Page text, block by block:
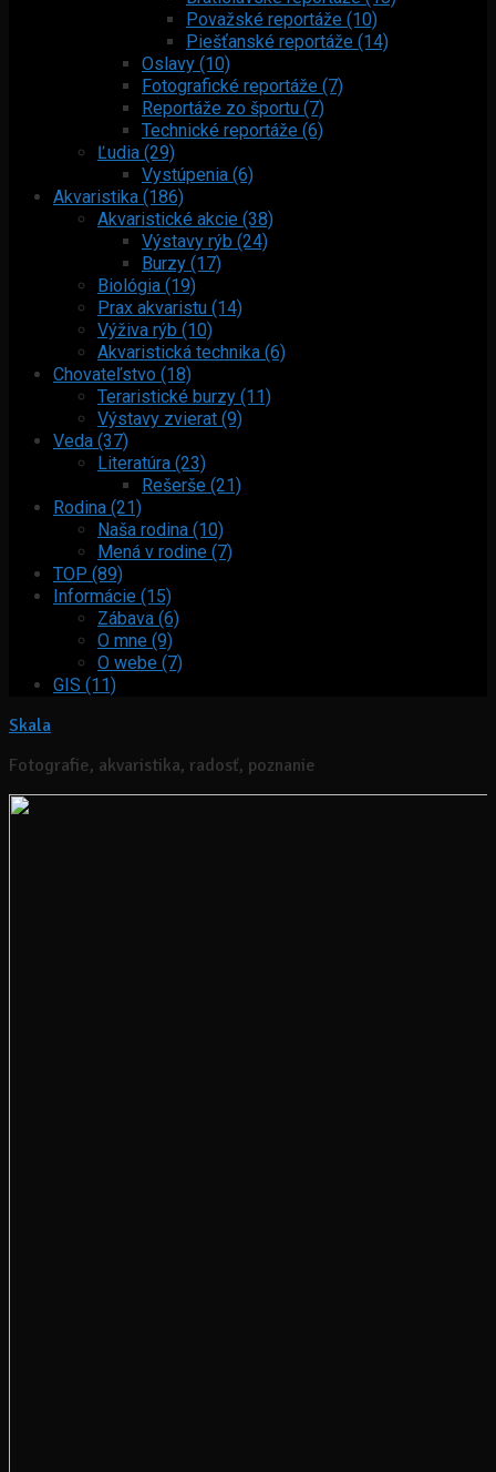
Považské reportáže (10)
Piešťanské reportáže (14)
Oslavy (10)
Fotografické reportáže (7)
Reportáže zo športu (7)
Technické reportáže (6)
Ľudia (29)
Vystúpenia (6)
Akvaristika (186)
Akvaristické akcie (38)
Výstavy rýb (24)
Burzy (17)
Biológia (19)
Prax akvaristu (14)
Výživa rýb (10)
Akvaristická technika (6)
Chovateľstvo (18)
Teraristické burzy (11)
Výstavy zvierat (9)
Veda (37)
Literatúra (23)
Rešerše (21)
Rodina (21)
Naša rodina (10)
Mená v rodine (7)
TOP (89)
Informácie (15)
Zábava (6)
O mne (9)
O webe (7)
GIS (11)
Skala
Fotografie, akvaristika, radosť, poznanie